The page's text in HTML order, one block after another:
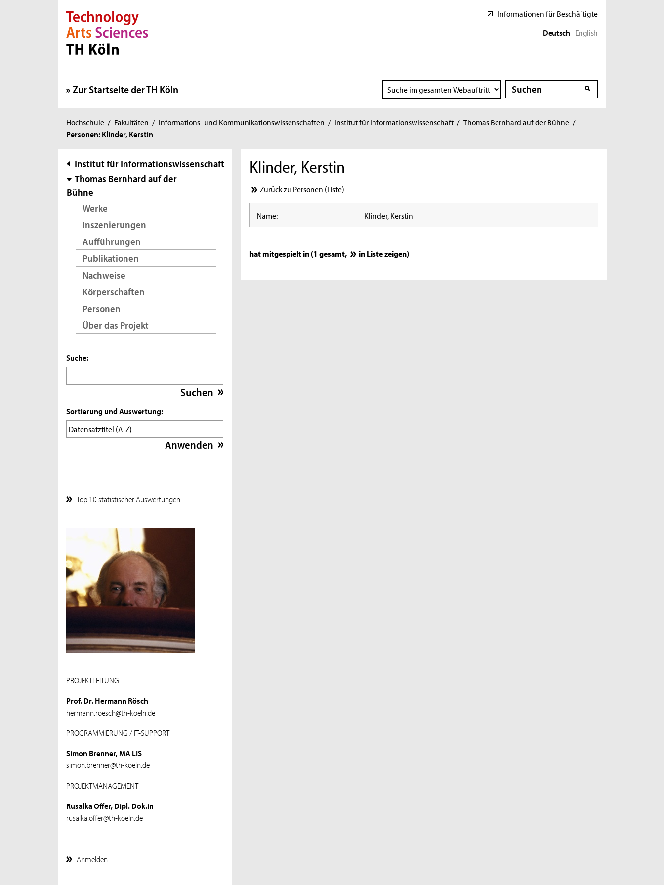
Direkt zur Hauptnavigation
Direkt zur Subnavigation
Direkt zum Inhalt
Direkt zum Fußbereich
Informationen für Beschäftigte
Deutsch English
Zur Startseite der TH Köln
Suchbereich
wählen
Suche
Suche
Sie
sind
Hochschule / Fakultäten / Informations- und Kommunikationswissenschaften / Institut für Informationswissenschaft / Thomas Bernhard auf der Bühne /
Personen: Klinder, Kerstin
Subnavigation
Institut für Informationswissenschaft
Thomas Bernhard auf der
Bühne
Werke
Inszenierungen
Aufführungen
Publikationen
Nachweise
Körperschaften
Personen
Über das Projekt
Suche:
Sortierung und Auswertung:
Top 10 statistischer Auswertungen
PROJEKTLEITUNG
Prof. Dr. Hermann Rösch
hermann.roesch@th-koeln.de
PROGRAMMIERUNG / IT-SUPPORT
Simon Brenner, MA LIS
simon.brenner@th-koeln.de
PROJEKTMANAGEMENT
Rusalka Offer, Dipl. Dok.in
rusalka.offer@th-koeln.de
Anmelden
Klinder, Kerstin
Zurück zu Personen (Liste)
Name: Klinder, Kerstin
hat mitgespielt in (1 gesamt, in Liste zeigen)